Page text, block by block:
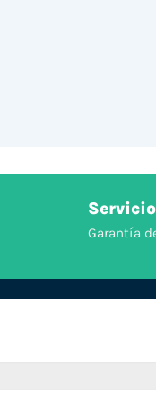
Garantía